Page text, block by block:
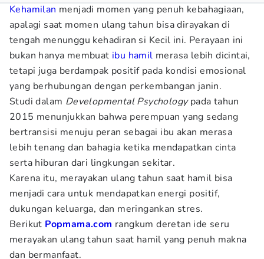
Kehamilan menjadi momen yang penuh kebahagiaan,
apalagi saat momen ulang tahun bisa dirayakan di
tengah menunggu kehadiran si Kecil ini. Perayaan ini
bukan hanya membuat ibu hamil merasa lebih dicintai,
tetapi juga berdampak positif pada kondisi emosional
yang berhubungan dengan perkembangan janin.
Studi dalam Developmental Psychologypada tahun
2015 menunjukkan bahwa perempuan yang sedang
bertransisi menuju peran sebagai ibu akan merasa
lebih tenang dan bahagia ketika mendapatkan cinta
serta hiburan dari lingkungan sekitar.
Karena itu, merayakan ulang tahun saat hamil bisa
menjadi cara untuk mendapatkan energi positif,
dukungan keluarga, dan meringankan stres.
Berikut Popmama.com rangkum deretan ide seru
merayakan ulang tahun saat hamil yang penuh makna
dan bermanfaat.